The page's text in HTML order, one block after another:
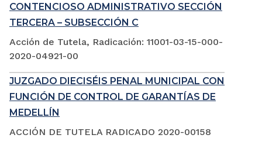
CONTENCIOSO ADMINISTRATIVO SECCIÓN
TERCERA – SUBSECCIÓN C
Acción de Tutela, Radicación: 11001-03-15-000-
2020-04921-00
JUZGADO DIECISÉIS PENAL MUNICIPAL CON
FUNCIÓN DE CONTROL DE GARANTÍAS DE
MEDELLÍN
ACCIÓN DE TUTELA RADICADO 2020-00158